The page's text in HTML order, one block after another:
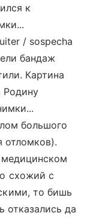
к
/ sospecha
бандаж
Картина
Родину
большого
отломков).
схожий с
то бишь
отказались да